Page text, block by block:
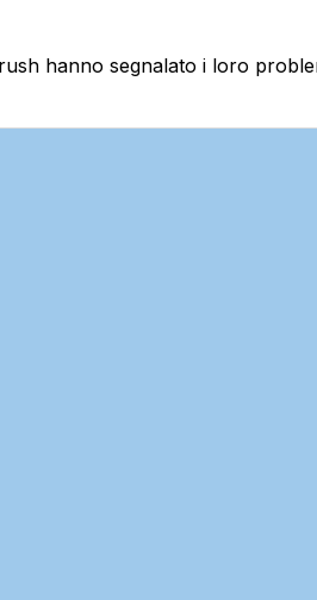
hanno segnalato i loro